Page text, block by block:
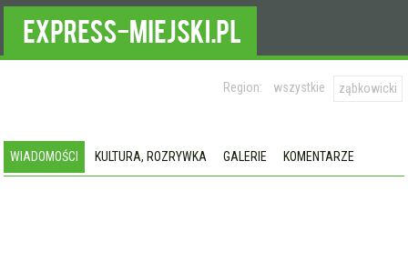
Region: wszystkie ząbkowicki
WIADOMOŚCI KULTURA, ROZRYWKA GALERIE KOMENTARZE